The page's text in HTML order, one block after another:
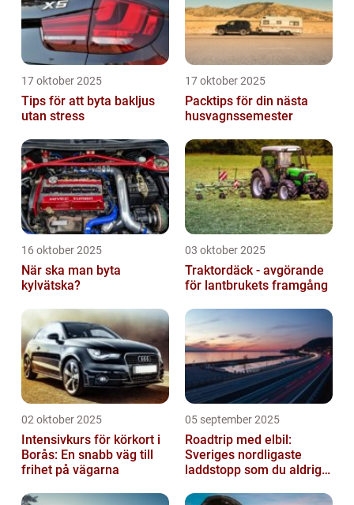
17 oktober 2025
Tips för att byta bakljus
utan stress
17 oktober 2025
Packtips för din nästa
husvagnssemester
16 oktober 2025
När ska man byta
kylvätska?
03 oktober 2025
Traktordäck - avgörande
för lantbrukets framgång
02 oktober 2025
Intensivkurs för körkort i
Borås: En snabb väg till
frihet på vägarna
05 september 2025
Roadtrip med elbil:
Sveriges nordligaste
laddstopp som du aldrig